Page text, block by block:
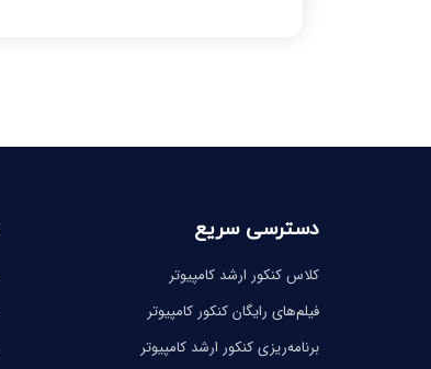
دسترسی سریع
کلاس کنکور ارشد کامپیوتر
فیلم‌های رایگان کنکور کامپیوتر
برنامه‌ریزی کنکور ارشد کامپیوتر